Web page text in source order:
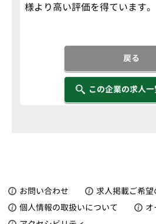
様より高い評価を得ています。
戻る
この企業の求人
お問い合わせ
求人掲載ご希
個人情報の取扱いについて
オ